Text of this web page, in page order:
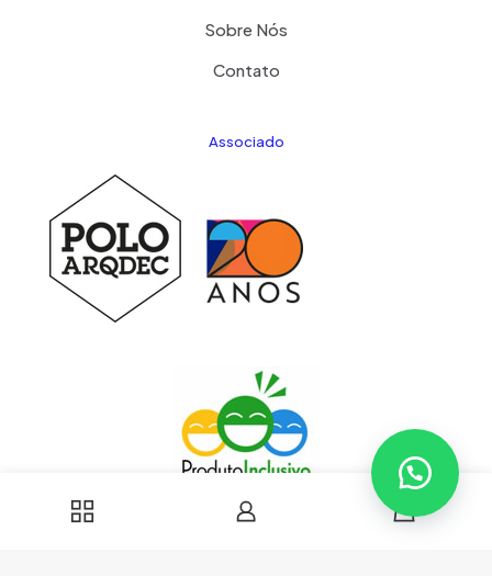
Sobre Nós
Contato
Associado